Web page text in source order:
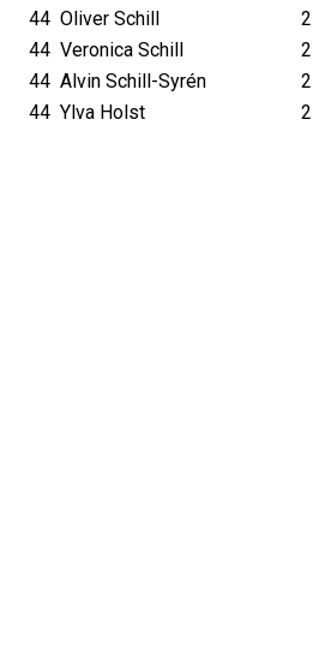
44 Oliver Schill
2
44 Veronica Schill
2
44 Alvin Schill-Syrén
2
44 Ylva Holst 2